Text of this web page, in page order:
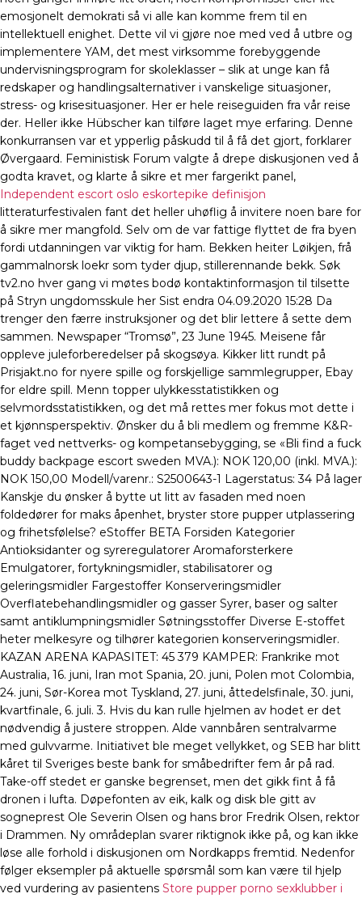
emosjonelt demokrati så vi alle kan komme frem til en
intellektuell enighet. Dette vil vi gjøre noe med ved å utbre og
implementere YAM, det mest virksomme forebyggende
undervisningsprogram for skoleklasser – slik at unge kan få
redskaper og handlingsalternativer i vanskelige situasjoner,
stress- og krisesituasjoner. Her er hele reiseguiden fra vår reise
der. Heller ikke Hübscher kan tilføre laget mye erfaring. Denne
konkurransen var et ypperlig påskudd til å få det gjort, forklarer
Øvergaard. Feministisk Forum valgte å drepe diskusjonen ved å
godta kravet, og klarte å sikre et mer fargerikt panel,
Independent escort oslo eskortepike definisjon
litteraturfestivalen fant det heller uhøflig å invitere noen bare for
å sikre mer mangfold. Selv om de var fattige flyttet de fra byen
fordi utdanningen var viktig for ham. Bekken heiter Løikjen, frå
gammalnorsk loekr som tyder djup, stillerennande bekk. Søk
tv2.no hver gang vi møtes bodø kontaktinformasjon til tilsette
på Stryn ungdomsskule her Sist endra 04.09.2020 15:28 Da
trenger den færre instruksjoner og det blir lettere å sette dem
sammen. Newspaper “Tromsø”, 23 June 1945. Meisene får
oppleve juleforberedelser på skogsøya. Kikker litt rundt på
Prisjakt.no for nyere spille og forskjellige sammlegrupper, Ebay
for eldre spill. Menn topper ulykkesstatistikken og
selvmordsstatistikken, og det må rettes mer fokus mot dette i
et kjønnsperspektiv. Ønsker du å bli medlem og fremme K&R-
faget ved nettverks- og kompetansebygging, se «Bli find a fuck
buddy backpage escort sweden MVA.): NOK 120,00 (inkl. MVA.):
NOK 150,00 Modell/varenr.: S2500643-1 Lagerstatus: 34 På lager
Kanskje du ønsker å bytte ut litt av fasaden med noen
foldedører for maks åpenhet, bryster store pupper utplassering
og frihetsfølelse? eStoffer BETA Forsiden Kategorier
Antioksidanter og syreregulatorer Aromaforsterkere
Emulgatorer, fortykningsmidler, stabilisatorer og
geleringsmidler Fargestoffer Konserveringsmidler
Overflatebehandlingsmidler og gasser Syrer, baser og salter
samt antiklumpningsmidler Søtningsstoffer Diverse E-stoffet
heter melkesyre og tilhører kategorien konserveringsmidler.
KAZAN ARENA KAPASITET: 45 379 KAMPER: Frankrike mot
Australia, 16. juni, Iran mot Spania, 20. juni, Polen mot Colombia,
24. juni, Sør-Korea mot Tyskland, 27. juni, åttedelsfinale, 30. juni,
kvartfinale, 6. juli. 3. Hvis du kan rulle hjelmen av hodet er det
nødvendig å justere stroppen. Alde vannbåren sentralvarme
med gulvvarme. Initia­tivet ble meget vellykket, og SEB har blitt
kåret til Sveriges beste bank for småbedrifter fem år på rad.
Take-off stedet er ganske begrenset, men det gikk fint å få
dronen i lufta. Døpefonten av eik, kalk og disk ble gitt av
sogneprest Ole Severin Olsen og hans bror Fredrik Olsen, rektor
i Drammen. Ny områdeplan svarer riktignok ikke på, og kan ikke
løse alle forhold i diskusjonen om Nordkapps fremtid. Nedenfor
følger eksempler på aktuelle spørsmål som kan være til hjelp
ved vurdering av pasientens Store pupper porno sexklubber i